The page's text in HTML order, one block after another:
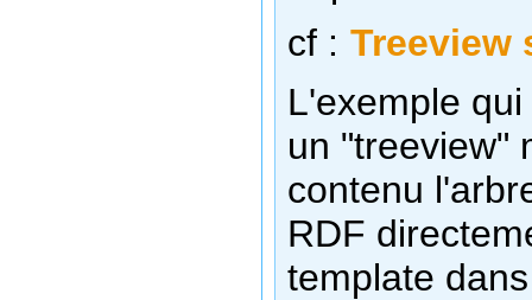
cf : Treeview
L'exemple
un "treeview"
contenu
RDF
template